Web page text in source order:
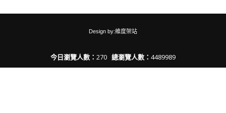
Design by:維度架站
今日瀏覽人數： 270 總瀏覽人數： 4489989